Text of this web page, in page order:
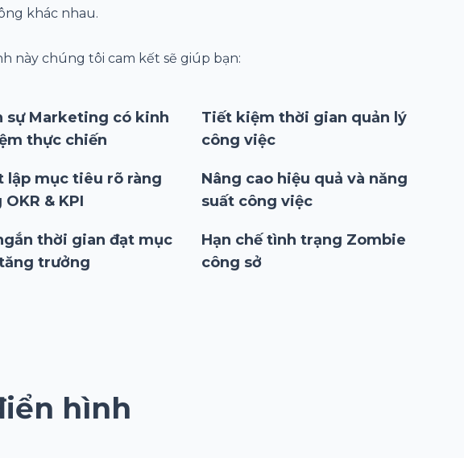
khác nhau.
này chúng tôi cam kết sẽ giúp bạn:
sự Marketing có kinh
thực chiến
Tiết kiệm thời gian quản lý
công việc
lập mục tiêu rõ ràng
OKR & KPI
Nâng cao hiệu quả và năng
suất công việc
thời gian đạt mục
trưởng
Hạn chế tình trạng Zombie
công sở
hình